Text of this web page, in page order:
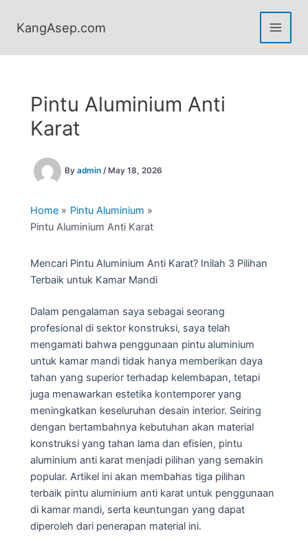
KangAsep.com
Pintu Aluminium Anti
Karat
By admin / May 18, 2026
Home
Pintu Aluminium
Pintu Aluminium Anti Karat
Mencari Pintu Aluminium Anti Karat? Inilah 3 Pilihan
Terbaik untuk Kamar Mandi
Dalam pengalaman saya sebagai seorang
profesional di sektor konstruksi, saya telah
mengamati bahwa penggunaan pintu aluminium
untuk kamar mandi tidak hanya memberikan daya
tahan yang superior terhadap kelembapan, tetapi
juga menawarkan estetika kontemporer yang
meningkatkan keseluruhan desain interior. Seiring
dengan bertambahnya kebutuhan akan material
konstruksi yang tahan lama dan efisien, pintu
aluminium anti karat menjadi pilihan yang semakin
popular. Artikel ini akan membahas tiga pilihan
terbaik pintu aluminium anti karat untuk penggunaan
di kamar mandi, serta keuntungan yang dapat
diperoleh dari penerapan material ini.